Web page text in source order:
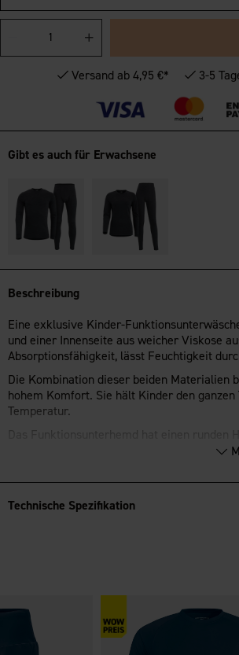
Versand ab 4,95 €* 3-5
Gibt es auch für Erwachsene
Beschreibung
Eine exklusive Kinder-
und einer Innenseite aus weicher Viskose
Absorptionsfähigkeit, lässt Feuchtigkeit
Die Kombination dieser beiden
hohem Komfort. Sie hält Kinder den
Temperatur.
Perfekte Funktionsunterwäsche für Spiel
Technische Spezifikation